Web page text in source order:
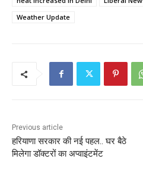
Weather Update
Previous article
हरियाणा सरकार की नई पहल.. घर बैठे
मिलेगा डॉक्टरों का अप्वाइंटमेंट